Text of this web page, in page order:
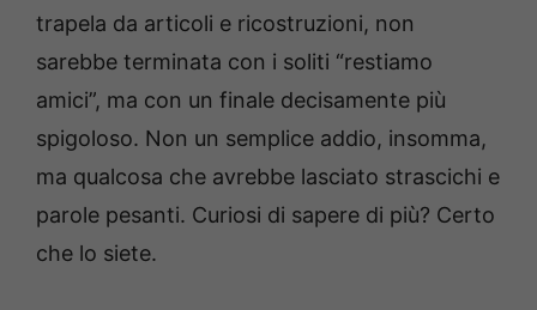
trapela da articoli e ricostruzioni, non
sarebbe terminata con i soliti “restiamo
amici”, ma con un finale decisamente più
spigoloso. Non un semplice addio, insomma,
ma qualcosa che avrebbe lasciato strascichi e
parole pesanti. Curiosi di sapere di più? Certo
che lo siete.